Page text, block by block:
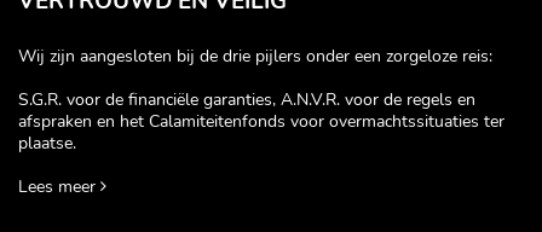
Wij zijn aangesloten bij de drie pijlers onder een zorgeloze reis:
S.G.R. voor de financiële garanties, A.N.V.R. voor de regels en
afspraken en het Calamiteitenfonds voor overmachtssituaties ter
plaatse.
Lees meer